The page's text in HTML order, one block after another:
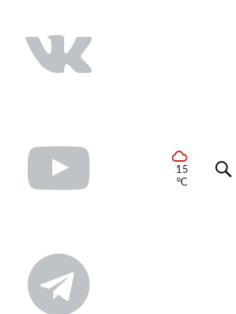
15
°C